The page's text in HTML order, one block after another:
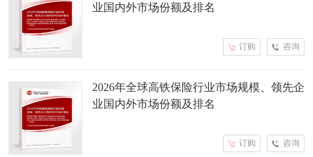
业国内外市场份额及排名
咨询
订购
2026年全球高铁保险行业市场规模、领先企
业国内外市场份额及排名
咨询
订购